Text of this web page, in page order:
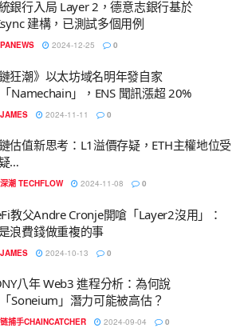
銀行入局 Layer 2，德意志銀行基於
建構，已測試多個用例
PANEWS 2024-12-25 0
狂潮》以太坊域名明年發自家
Namechain」，ENS 聞訊漲超 20%
JAMES 2024-11-11 0
估值新思考：L1溢價存疑，ETH主權地位受
…
深潮 TECHFLOW 2024-11-08 0
教父Andre Cronje開嗆「Layer2沒用」：
浪費錢做重複的事
JAMES 2024-10-13 0
八年 Web3 進程分析：為何說
Soneium」潛力可能被高估？
链捕手CHAINCATCHER 2024-09-04 0